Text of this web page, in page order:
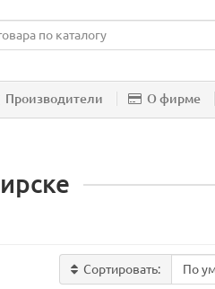
Производители О фирме
Сортировать: